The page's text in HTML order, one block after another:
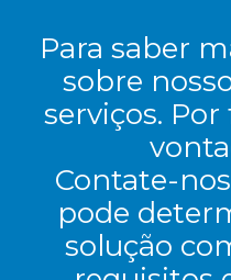
Para saber
sobre
serviços.
Contate-
pode
solução